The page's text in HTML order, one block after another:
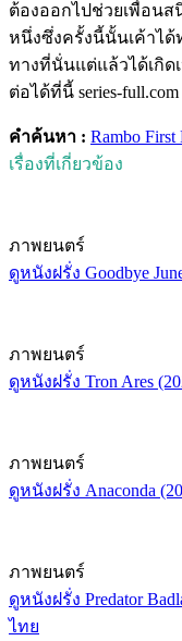
ต้องออกไปช่วยเพื่อน
หนึ่งซึ่งครั้งนี้นั้นเค้าได้
ทางที่นั่นแต่แล้วได้เกิ
ต่อได้ที่นี้ series-full.com
คำค้นหา : Rambo First
เรื่องที่เกี่ยวข้อง
ภาพยนตร์
ดูหนังฝรั่ง Goodbye
ภาพยนตร์
ดูหนังฝรั่ง Tron Ares
ภาพยนตร์
ดูหนังฝรั่ง Anaconda
ภาพยนตร์
ดูหนังฝรั่ง Predator
ไทย